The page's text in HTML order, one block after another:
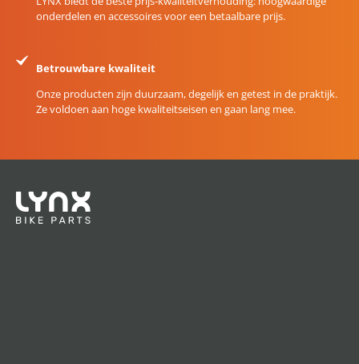
onderdelen en accessoires voor een betaalbare prijs.
Betrouwbare kwaliteit
Onze producten zijn duurzaam, degelijk en getest in de praktijk.
Ze voldoen aan hoge kwaliteitseisen en gaan lang mee.